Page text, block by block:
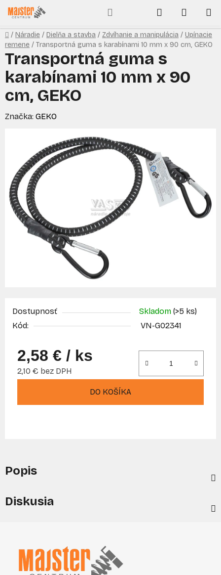
Prejsť
na
obsah
Hľadať
KOŠÍK
Domov
/ Náradie / Dielňa a stavba / Zdvíhanie a manipulácia / Upínacie
remene / Transportná guma s karabínami 10 mm x 90 cm, GEKO
Dostupnosť Skladom (>5 ks)
Kód:
VN-G02341
2,58 € / ks
2,10 € bez DPH
DO KOŠÍKA
Transportná guma s
karabínami 10 mm x 90
cm, GEKO
Značka: GEKO
Popis
Diskusia